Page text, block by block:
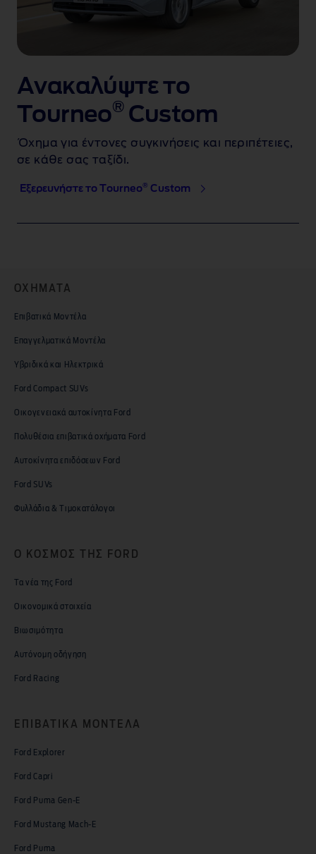
Ανακαλύψτε το
Tourneo®Custom
Όχημα για έντονες συγκινήσεις και περιπέτειες,
σε κάθε σας ταξίδι.
Εξερευνήστε το Tourneo® Custom
ΟΧΗΜΑΤΑ
Επιβατικά Μοντέλα
Επαγγελματικά Μοντέλα
Υβριδικά και Ηλεκτρικά
Ford Compact SUVs
Οικογενειακά αυτοκίνητα Ford
Πολυθέσια επιβατικά οχήματα Ford
Αυτοκίνητα επιδόσεων Ford
Ford SUVs
Φυλλάδια & Τιμοκατάλογοι
Ο ΚΟΣΜΟΣ ΤΗΣ FORD
Τα νέα της Ford
Οικονομικά στοιχεία
Βιωσιμότητα
Αυτόνομη οδήγηση
Ford Racing
ΕΠΙΒΑΤΙΚΑ MΟΝΤΕΛΑ
Ford Explorer
Ford Capri
Ford Puma Gen-E
Ford Mustang Mach-E
Ford Puma